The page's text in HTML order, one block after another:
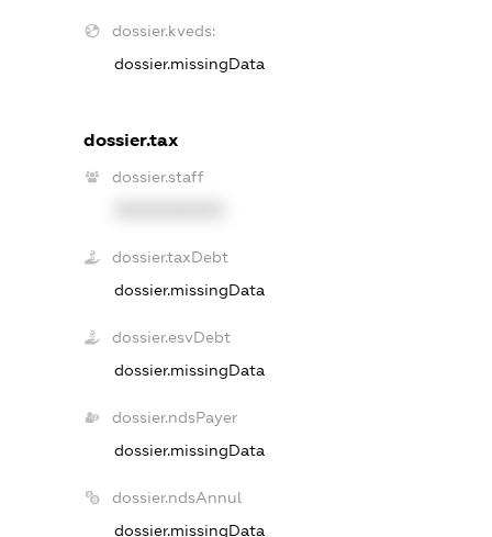
dossier.kveds:
dossier.missingData
dossier.tax
dossier.staff
dossier.taxDebt
dossier.missingData
dossier.esvDebt
dossier.missingData
dossier.ndsPayer
dossier.missingData
dossier.ndsAnnul
dossier.missingData